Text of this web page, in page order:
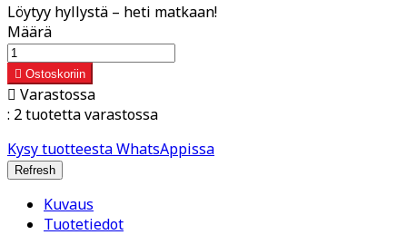
Löytyy hyllystä – heti matkaan!
Määrä
 Ostoskoriin
 Varastossa
: 2 tuotetta varastossa
Kysy tuotteesta WhatsAppissa
Kuvaus
Tuotetiedot